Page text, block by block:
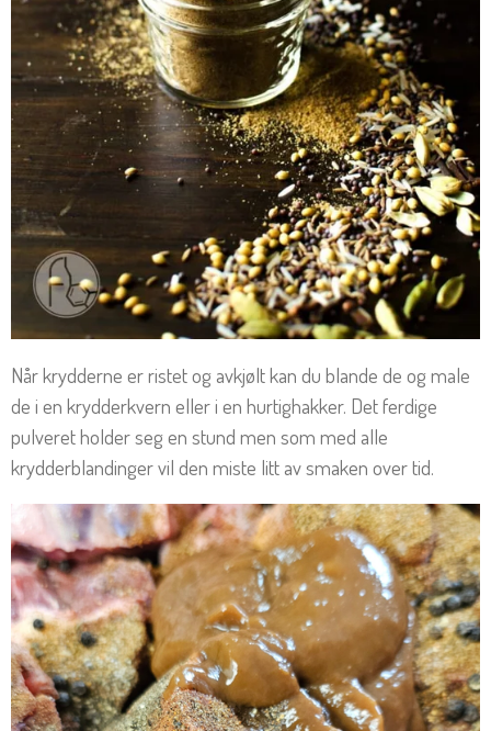
Når krydderne er ristet og avkjølt kan du blande de og male
de i en krydderkvern eller i en hurtighakker. Det ferdige
pulveret holder seg en stund men som med alle
krydderblandinger vil den miste litt av smaken over tid.